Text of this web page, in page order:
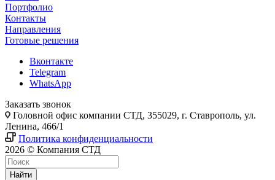
Портфолио
Контакты
Направления
Готовые решения
Вконтакте
Telegram
WhatsApp
Заказать звонок
Головной офис компании СТД, 355029, г. Ставрополь, ул.
Ленина, 466/1
Политика конфиденциальности
2026 © Компания СТД
Найти